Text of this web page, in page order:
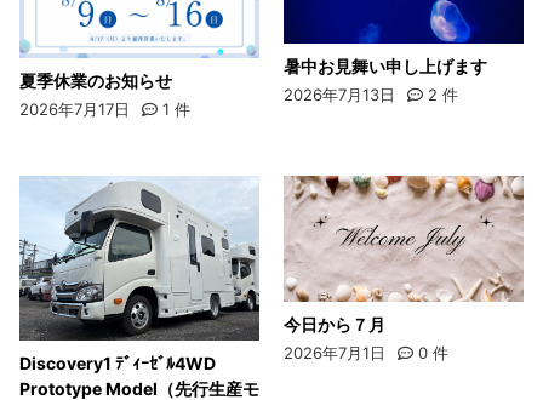
夏季休業のお知らせ
2026年7月17日 1 件
暑中お見舞い申し上げます
2026年7月13日 2 件
Discovery1 ﾃﾞｨｰｾﾞﾙ4WD
Prototype Model（先行生産モ
今日から７月
2026年7月1日 0 件